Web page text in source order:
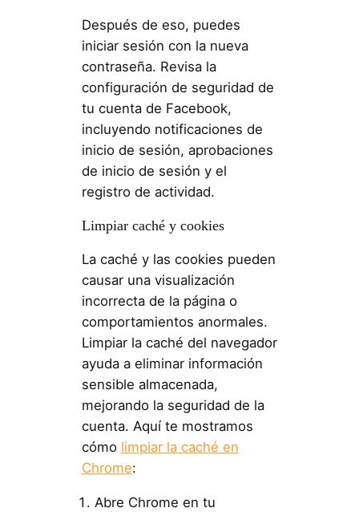
Después de eso, puedes
iniciar sesión con la nueva
contraseña. Revisa la
configuración de seguridad de
tu cuenta de Facebook,
incluyendo notificaciones de
inicio de sesión, aprobaciones
de inicio de sesión y el
registro de actividad.
Limpiar caché y cookies
La caché y las cookies pueden
causar una visualización
incorrecta de la página o
comportamientos anormales.
Limpiar la caché del navegador
ayuda a eliminar información
sensible almacenada,
mejorando la seguridad de la
cuenta. Aquí te mostramos
cómo limpiar la caché en
Chrome:
Abre Chrome en tu